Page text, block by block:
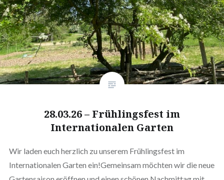
28.03.26 – Frühlingsfest im
Internationalen Garten
Wir laden euch herzlich zu unserem Frühlingsfest im
Internationalen Garten ein!Gemeinsam möchten wir die neue